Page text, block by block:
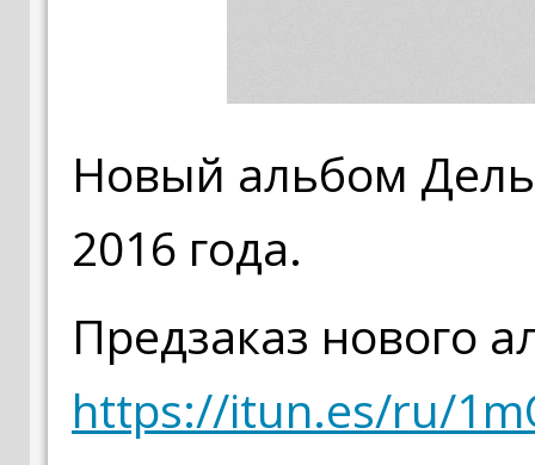
Новый альбом
2016 года.
Предзаказ нового
https://itun.es/ru/